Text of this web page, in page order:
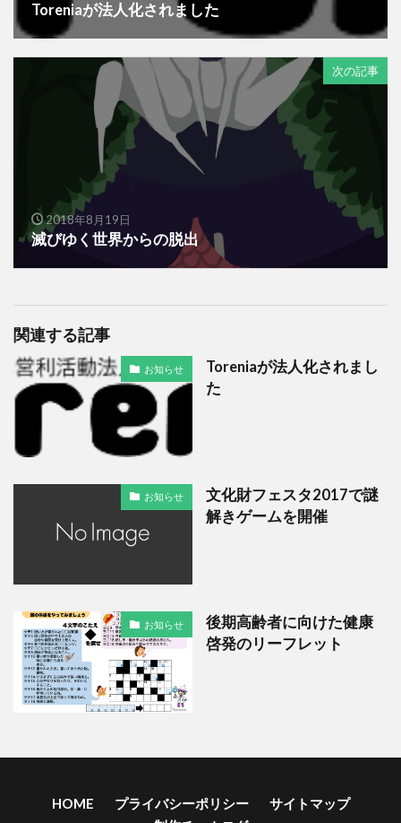
Toreniaが法人化されました
次の記事
2018年8月19日
滅びゆく世界からの脱出
関連する記事
お知らせ
Toreniaが法人化されまし
た
お知らせ
文化財フェスタ2017で謎
解きゲームを開催
お知らせ
後期高齢者に向けた健康
啓発のリーフレット
HOME プライバシーポリシー
サイトマップ